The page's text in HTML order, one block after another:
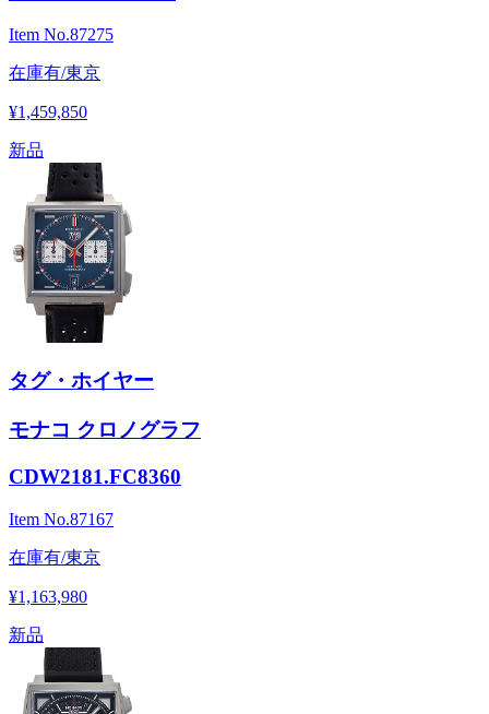
Item No.87275
在庫有/東京
¥1,459,850
新品
タグ・ホイヤー
モナコ クロノグラフ
CDW2181.FC8360
Item No.87167
在庫有/東京
¥1,163,980
新品